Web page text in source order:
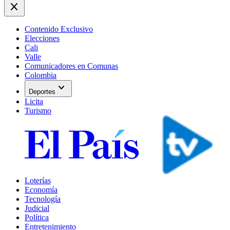
close
Contenido Exclusivo
Elecciones
Cali
Valle
Comunicadores en Comunas
Colombia
Deportes expand_more
Licita
Turismo
Loterías
Economía
Tecnología
Judicial
Política
Entretenimiento